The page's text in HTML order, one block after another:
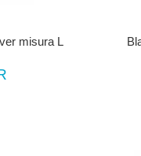
misura L